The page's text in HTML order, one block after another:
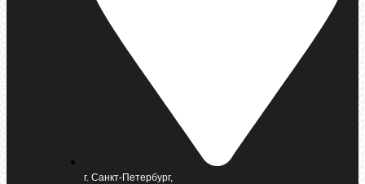
г. Санкт-Петербург,